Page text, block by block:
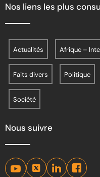
Nos liens les plus
Actualités Afrique –
Faits divers Politique
Société
Nous suivre